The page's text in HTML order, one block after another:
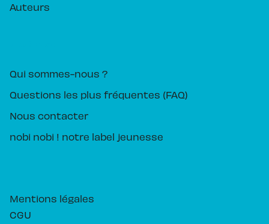
Auteurs
Qui sommes-nous ?
Questions les plus fréquentes (FAQ)
Nous contacter
nobi nobi ! notre label jeunesse
Mentions légales
CGU